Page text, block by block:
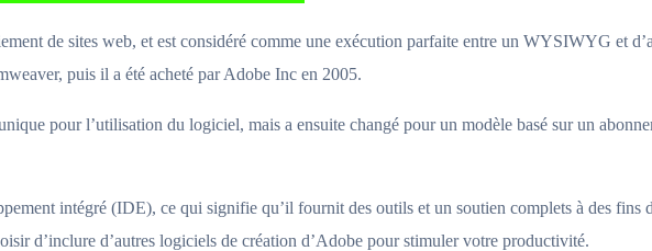
de sites web, et est considéré comme une exécution parfaite entre un WYSIWYG et
puis il a été acheté par Adobe Inc en 2005.
pour l’utilisation du logiciel, mais a ensuite changé pour un modèle basé sur un
intégré (IDE), ce qui signifie qu’il fournit des outils et un soutien complets à des fins
d’inclure d’autres logiciels de création d’Adobe pour stimuler votre productivité.